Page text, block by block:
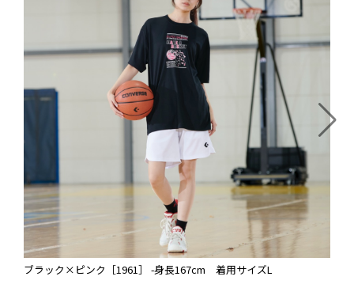
ブラック×ピンク［1961］ -身長167cm 着用サイズL